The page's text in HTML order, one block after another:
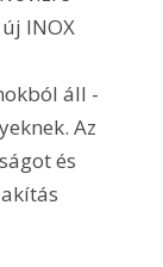
INOX
áll -
Az
és